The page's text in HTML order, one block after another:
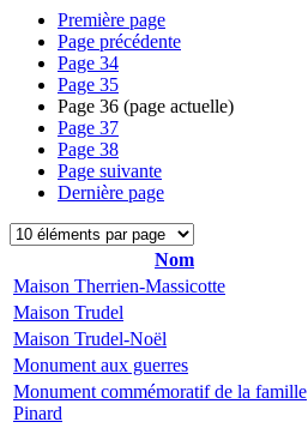
Première page
Page précédente
Page 34
Page 35
Page 36 (page actuelle)
Page 37
Page 38
Page suivante
Dernière page
Nom
Maison Therrien-Massicotte
Maison Trudel
Maison Trudel-Noël
Monument aux guerres
Monument commémoratif de la famille
Pinard